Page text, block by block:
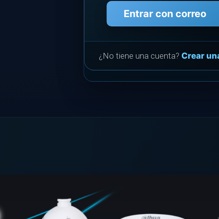
Entrar con correo
¿No tiene una cuenta? Crear